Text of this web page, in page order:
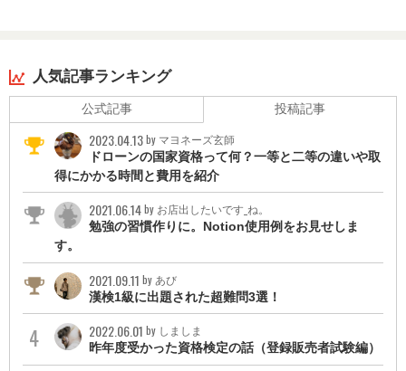
人気記事ランキング
公式記事 投稿記事
2023.04.13by マヨネーズ玄師
ドローンの国家資格って何？一等と二等の違いや取
得にかかる時間と費用を紹介
2021.06.14by お店出したいです_ね。
勉強の習慣作りに。Notion使用例をお見せしま
す。
2021.09.11 by あび
漢検1級に出題された超難問3選！
2022.06.01 by しましま
昨年度受かった資格検定の話（登録販売者試験編）